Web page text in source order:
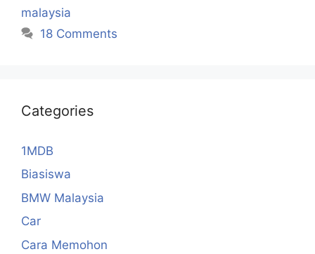
malaysia
18 Comments
Categories
1MDB
Biasiswa
BMW Malaysia
Car
Cara Memohon